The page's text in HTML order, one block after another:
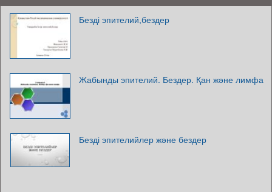
Безді эпителий,бездер
Жабынды эпителий. Бездер. Қан және лимфа
Безді эпителийлер және бездер